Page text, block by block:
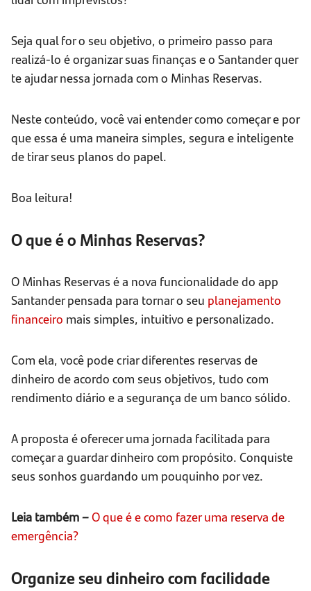
Seja qual for o seu objetivo, o primeiro passo para
realizá-lo é organizar suas finanças e o Santander quer
te ajudar nessa jornada com o Minhas Reservas.
Neste conteúdo, você vai entender como começar e por
que essa é uma maneira simples, segura e inteligente
de tirar seus planos do papel.
Boa leitura!
O que é o Minhas Reservas?
O Minhas Reservas é a nova funcionalidade do app
Santander pensada para tornar o seu planejamento
financeiro mais simples, intuitivo e personalizado.
Com ela, você pode criar diferentes reservas de
dinheiro de acordo com seus objetivos, tudo com
rendimento diário e a segurança de um banco sólido.
A proposta é oferecer uma jornada facilitada para
começar a guardar dinheiro com propósito. Conquiste
seus sonhos guardando um pouquinho por vez.
Leia também –O que é e como fazer uma reserva de
emergência?
Organize seu dinheiro com facilidade